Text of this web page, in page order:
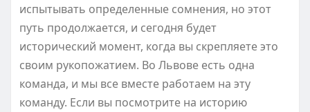
испытывать определенные сомнения, но этот
путь продолжается, и сегодня будет
исторический момент, когда вы скрепляете это
своим рукопожатием. Во Львове есть одна
команда, и мы все вместе работаем на эту
команду. Если вы посмотрите на историю